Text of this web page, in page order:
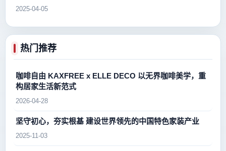
2025-04-05
热门推荐
咖啡自由 KAXFREE x ELLE DECO 以无界咖啡美学，重
构居家生活新范式
2026-04-28
坚守初心，夯实根基 建设世界领先的中国特色家装产业
2025-11-03